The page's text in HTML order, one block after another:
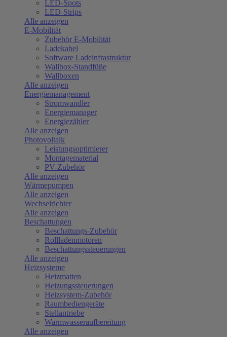
LED-Spots
LED-Strips
Alle anzeigen
E-Mobilität
Zubehör E-Mobilität
Ladekabel
Software Ladeinfrastruktur
Wallbox-Standfüße
Wallboxen
Alle anzeigen
Energiemanagement
Stromwandler
Energiemanager
Energiezähler
Alle anzeigen
Photovoltaik
Leistungsoptimierer
Montagematerial
PV-Zubehör
Alle anzeigen
Wärmepumpen
Alle anzeigen
Wechselrichter
Alle anzeigen
Beschattungen
Beschattungs-Zubehör
Rollladenmotoren
Beschattungssteuerungen
Alle anzeigen
Heizsysteme
Heizmatten
Heizungssteuerungen
Heizsystem-Zubehör
Raumbediengeräte
Stellantriebe
Warmwasseraufbereitung
Alle anzeigen